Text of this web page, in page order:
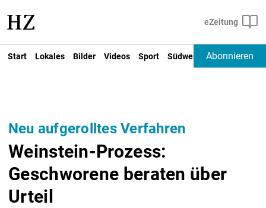
Start Lokales Bilder Videos Sport Südwest Deutschland
Abonnieren
Neu aufgerolltes Verfahren
Weinstein-Prozess:
Geschworene beraten über
Urteil